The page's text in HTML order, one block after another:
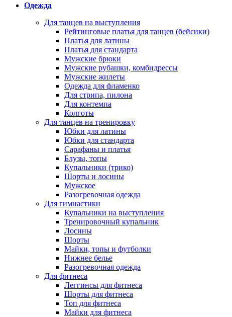
Одежда
Для танцев на выступления
Рейтинговые платья для танцев (бейсики)
Платья для латины
Платья для стандарта
Мужские брюки
Мужские рубашки, комбидрессы
Мужские жилеты
Одежда для фламенко
Для стрипа, пилона
Для контемпа
Колготы
Для танцев на тренировку
Юбки для латины
Юбки для стандарта
Сарафаны и платья
Блузы, топы
Купальники (трико)
Шорты и лосины
Мужское
Разогревочная одежда
Для гимнастики
Купальники на выступления
Тренировочный купальник
Лосины
Шорты
Майки, топы и футболки
Нижнее белье
Разогревочная одежда
Для фитнеса
Леггинсы для фитнеса
Шорты для фитнеса
Топ для фитнеса
Майки для фитнеса